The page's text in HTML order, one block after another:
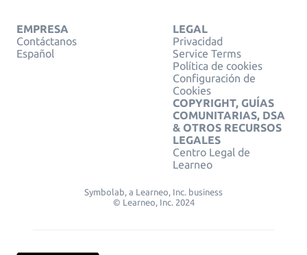
EMPRESA
Contáctanos
Español
LEGAL
Privacidad
Service Terms
Política de cookies
Configuración de
Cookies
COPYRIGHT, GUÍAS
COMUNITARIAS, DSA
& OTROS RECURSOS
LEGALES
Centro Legal de
Learneo
Symbolab, a Learneo, Inc. business
© Learneo, Inc. 2024